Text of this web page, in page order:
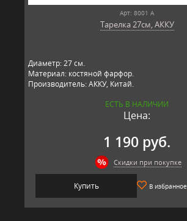
Арт: 8001 А
Тарелка 27см, АККУ
Диаметр: 27 см.
Материал: костяной фарфор.
Производитель: АККУ, Китай.
ЕСТЬ В НАЛИЧИИ
Цена:
1 190 руб.
Скидки при покупке
Купить В избранное